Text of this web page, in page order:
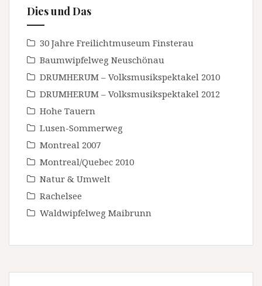
Dies und Das
30 Jahre Freilichtmuseum Finsterau
Baumwipfelweg Neuschönau
DRUMHERUM – Volksmusikspektakel 2010
DRUMHERUM – Volksmusikspektakel 2012
Hohe Tauern
Lusen-Sommerweg
Montreal 2007
Montreal/Quebec 2010
Natur & Umwelt
Rachelsee
Waldwipfelweg Maibrunn